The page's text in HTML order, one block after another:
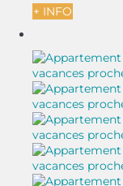
+ INFO